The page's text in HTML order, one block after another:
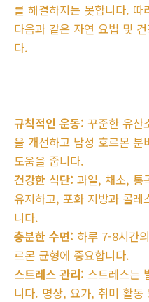
를 해결하지는 못합니다.
다음과 같은 자연 요법 및
다.
규칙적인 운동: 꾸준한 유산
을 개선하고 남성 호르몬 분
도움을 줍니다.
건강한 식단: 과일, 채소, 통
유지하고, 포화 지방과 콜
니다.
충분한 수면: 하루 7-8시간
르몬 균형에 중요합니다.
스트레스 관리: 스트레스는
니다. 명상, 요가, 취미 활동